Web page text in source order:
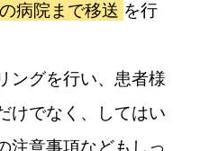
病院まで移送 を行
ングを行い、患者様
けでなく、してはい